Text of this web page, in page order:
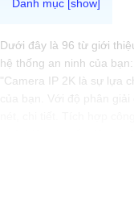
Dưới đây là 96 từ giới
hệ thống an ninh của bạn:
"Camera IP 2K là sự lựa
khả
giám sát từ xa qua điện